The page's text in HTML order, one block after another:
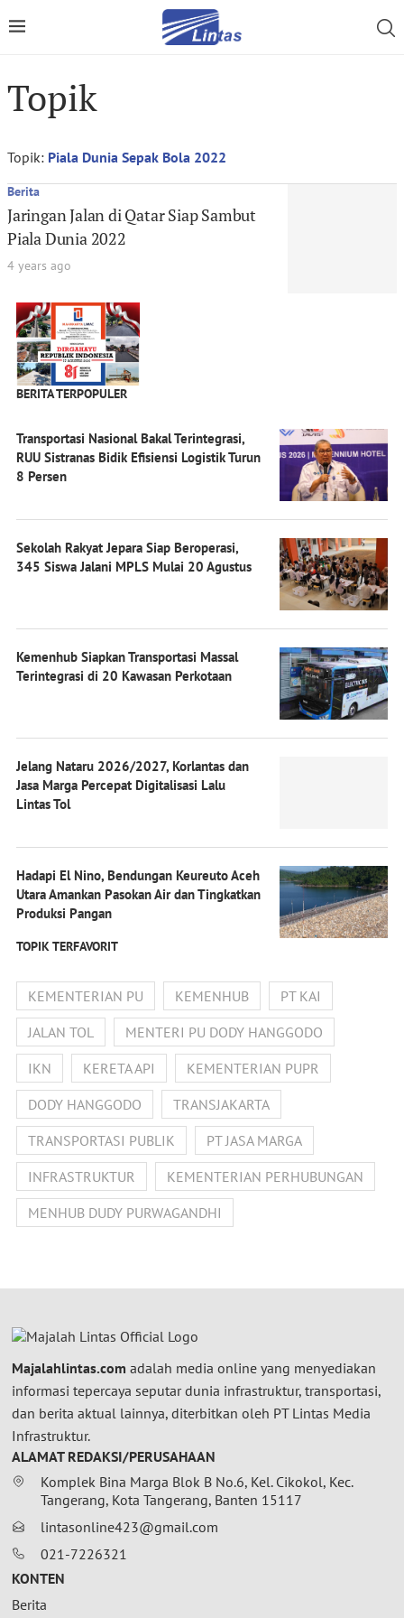
Topik
Topik: Piala Dunia Sepak Bola 2022
Berita
Jaringan Jalan di Qatar Siap Sambut
Piala Dunia 2022
4 years ago
BERITA TERPOPULER
Transportasi Nasional Bakal Terintegrasi,
RUU Sistranas Bidik Efisiensi Logistik Turun
8 Persen
Sekolah Rakyat Jepara Siap Beroperasi,
345 Siswa Jalani MPLS Mulai 20 Agustus
Kemenhub Siapkan Transportasi Massal
Terintegrasi di 20 Kawasan Perkotaan
Jelang Nataru 2026/2027, Korlantas dan
Jasa Marga Percepat Digitalisasi Lalu
Lintas Tol
Hadapi El Nino, Bendungan Keureuto Aceh
Utara Amankan Pasokan Air dan Tingkatkan
Produksi Pangan
TOPIK TERFAVORIT
KEMENTERIAN PU KEMENHUB
PT KAI
JALAN TOL
MENTERI PU DODY HANGGODO
IKN
KERETA API
KEMENTERIAN PUPR
DODY HANGGODO
TRANSJAKARTA
TRANSPORTASI PUBLIK
PT JASA MARGA
INFRASTRUKTUR
KEMENTERIAN PERHUBUNGAN
MENHUB DUDY PURWAGANDHI
Majalahlintas.com adalah media online yang menyediakan
informasi tepercaya seputar dunia infrastruktur, transportasi,
dan berita aktual lainnya, diterbitkan oleh PT Lintas Media
Infrastruktur.
ALAMAT REDAKSI/PERUSAHAAN
Komplek Bina Marga Blok B No.6, Kel. Cikokol, Kec.
Tangerang, Kota Tangerang, Banten 15117
lintasonline423@gmail.com
021-7226321
KONTEN
Berita